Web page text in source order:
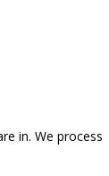
in. We process